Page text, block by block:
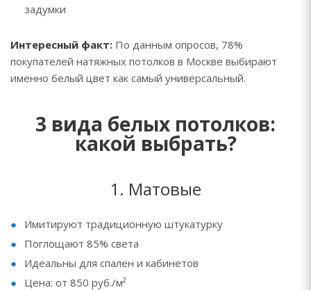
задумки
Интересный факт: По данным опросов, 78%
покупателей натяжных потолков в Москве выбирают
именно белый цвет как самый универсальный.
3 вида белых потолков:
какой выбрать?
1. Матовые
Имитируют традиционную штукатурку
Поглощают 85% света
Идеальны для спален и кабинетов
Цена: от 850 руб./м²